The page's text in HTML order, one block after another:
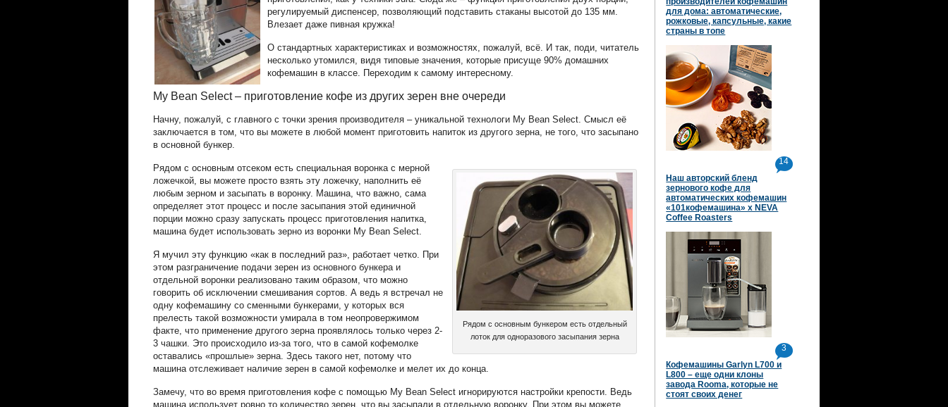
регулируемый диспенсер, позволяющий подставить стаканы высотой до 135 мм.
Влезает даже пивная кружка!
О стандартных характеристиках и возможностях, пожалуй, всё. И так, поди, читатель
несколько утомился, видя типовые значения, которые присуще 90% домашних
кофемашин в классе. Переходим к самому интересному.
My Bean Select – приготовление кофе из других зерен вне очереди
Начну, пожалуй, с главного с точки зрения производителя – уникальной технологи My Bean Select. Смысл её
заключается в том, что вы можете в любой момент приготовить напиток из другого зерна, не того, что засыпано
в основной бункер.
Рядом с основным бункером есть отдельный
лоток для одноразового засыпания зерна
Рядом с основным отсеком есть специальная воронка с мерной
ложечкой, вы можете просто взять эту ложечку, наполнить её
любым зерном и засыпать в воронку. Машина, что важно, сама
определяет этот процесс и после засыпания этой единичной
порции можно сразу запускать процесс приготовления напитка,
машина будет использовать зерно из воронки My Bean Select.
Я мучил эту функцию «как в последний раз», работает четко. При
этом разграничение подачи зерен из основного бункера и
отдельной воронки реализовано таким образом, что можно
говорить об исключении смешивания сортов. А ведь я встречал не
одну кофемашину со сменными бункерами, у которых вся
прелесть такой возможности умирала в том неопровержимом
факте, что применение другого зерна проявлялось только через 2-
3 чашки. Это происходило из-за того, что в самой кофемолке
оставались «прошлые» зерна. Здесь такого нет, потому что
машина отслеживает наличие зерен в самой кофемолке и мелет их до конца.
Замечу, что во время приготовления кофе с помощью My Bean Select игнорируются настройки крепости. Ведь
машина использует ровно то количество зерен, что вы засыпали в отдельную воронку. При этом вы можете
для дома: автоматические,
рожковые, капсульные, какие
страны в топе
14
Наш авторский бленд
зернового кофе для
автоматических кофемашин
«101кофемашина» х NEVA
Coffee Roasters
3
Кофемашины Garlyn L700 и
L800 – еще одни клоны
завода Rooma, которые не
стоят своих денег